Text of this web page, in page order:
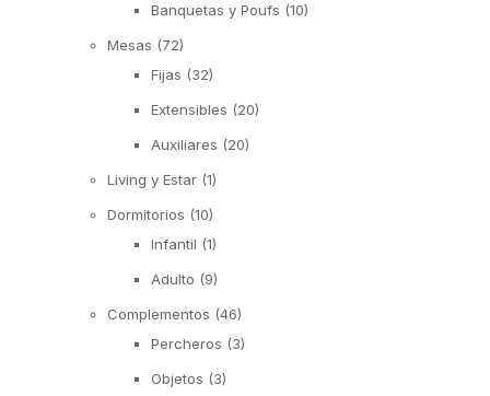
Banquetas y Poufs (10)
Mesas (72)
Fijas (32)
Extensibles (20)
Auxiliares (20)
Living y Estar (1)
Dormitorios (10)
Infantil (1)
Adulto (9)
Complementos (46)
Percheros (3)
Objetos (3)